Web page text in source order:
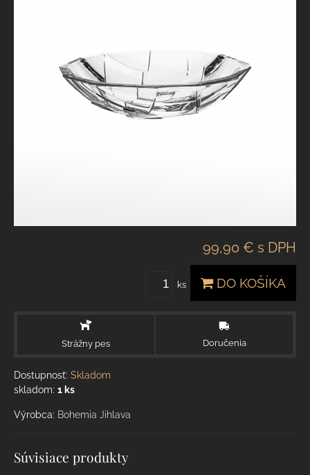
99,90 € s DPH
ks DO KOŠÍKA
Strážny pes Doručenia
Dostupnosť: Skladom
skladom: 1 ks
Výrobca: Bohemia Jihlava
Súvisiace produkty